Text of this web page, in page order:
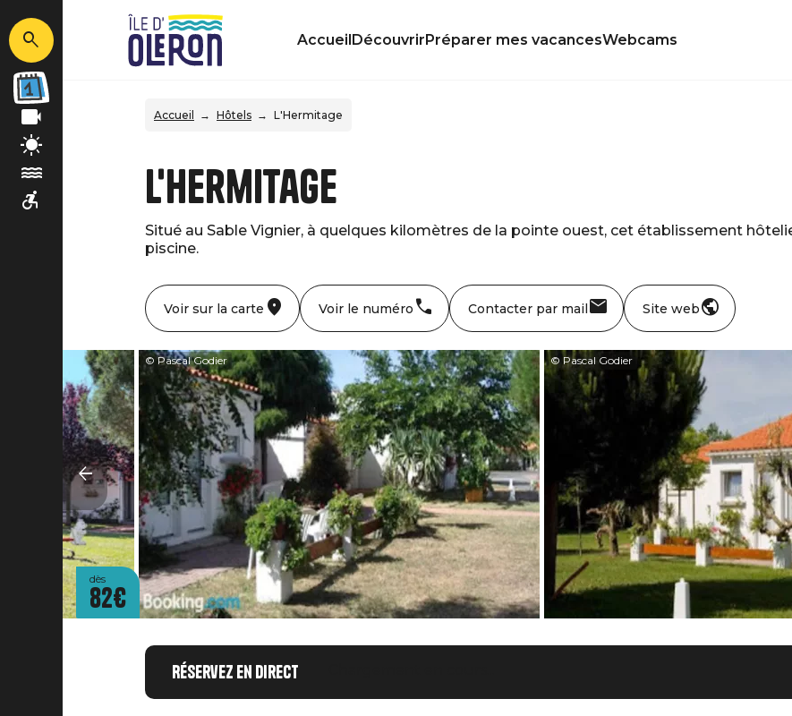
AccueilDécouvrirPréparer mes vacancesWebcams
Accueil Hôtels L'Hermitage
L'Hermitage
Situé au Sable Vignier, à quelques kilomètres de la pointe ouest, cet établissement
piscine.
Voir sur la carte Voir le numéro Contacter par mail Site web
© Pascal Godier © Pascal Godier
dès
82€
Réservez en direct